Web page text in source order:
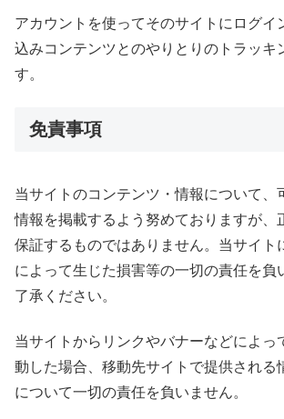
アカウントを使ってそのサイトにログイ
込みコンテンツとのやりとりのトラッキ
す。
免責事項
当サイトのコンテンツ・情報について、
情報を掲載するよう努めておりますが、
保証するものではありません。当サイト
によって生じた損害等の一切の責任を負
了承ください。
当サイトからリンクやバナーなどによっ
動した場合、移動先サイトで提供される
について一切の責任を負いません。